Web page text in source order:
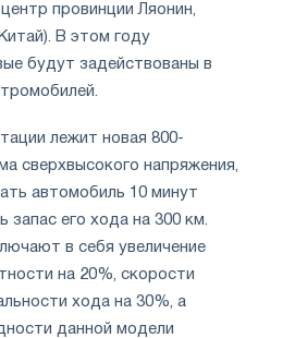
провинции Ляонин,
В этом году
будут задействованы в
лежит новая 800-
сверхвысокого напряжения,
автомобиль 10 минут
запас его хода на 300 км.
в себя увеличение
на 20%, скорости
хода на 30%, а
данной модели